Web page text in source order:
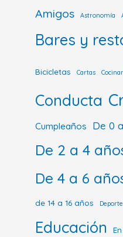
Amigos Astronomía
Bares y
Bicicletas Cartas Cocinar
Conducta
Cumpleaños De 0
De 2 a 4
De 4 a 6
de 14 a 16 años Deporte
Educación